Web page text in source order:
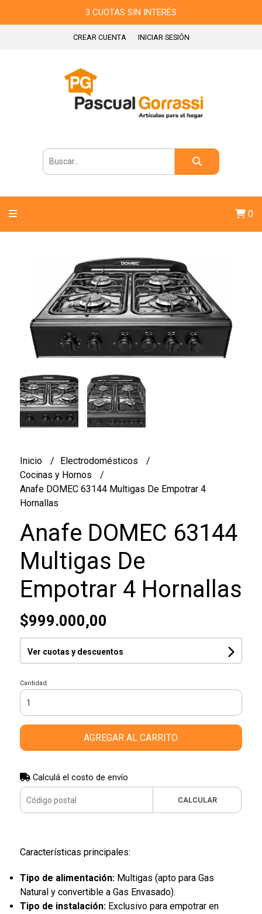
3 CUOTAS SIN INTERÉS
CREAR CUENTA INICIAR SESIÓN
0
Inicio
Electrodomésticos
Cocinas y Hornos
Anafe DOMEC 63144 Multigas De Empotrar 4
Hornallas
Anafe DOMEC 63144
Multigas De
Empotrar 4 Hornallas
$999.000,00
Ver cuotas y descuentos
Cantidad
AGREGAR AL CARRITO
Calculá el costo de envío
CALCULAR
Características principales:
Tipo de alimentación:Multigas (apto para Gas
Natural y convertible a Gas Envasado).
Tipo de instalación:Exclusivo para empotrar en